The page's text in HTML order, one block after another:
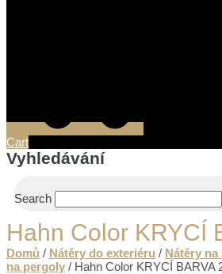
Cart
Vyhledávání
Search
Hahn Color KRYCÍ
Domů / Nátěry do exteriéru / Nátěry
na pergoly / Hahn Color KRYCÍ BARVA